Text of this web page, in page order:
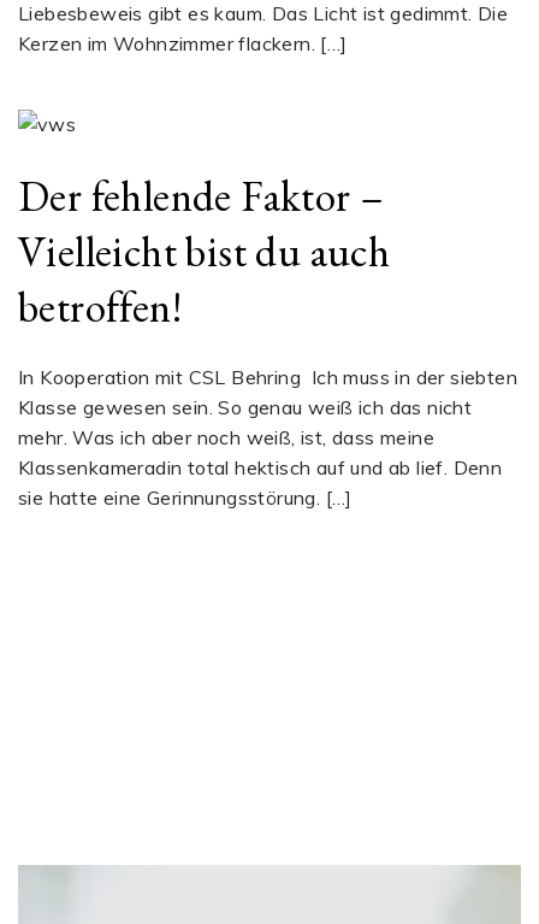
Liebesbeweis gibt es kaum. Das Licht ist gedimmt. Die
Kerzen im Wohnzimmer flackern. […]
Der fehlende Faktor –
Vielleicht bist du auch
betroffen!
In Kooperation mit CSL Behring Ich muss in der siebten
Klasse gewesen sein. So genau weiß ich das nicht
mehr. Was ich aber noch weiß, ist, dass meine
Klassenkameradin total hektisch auf und ab lief. Denn
sie hatte eine Gerinnungsstörung. […]